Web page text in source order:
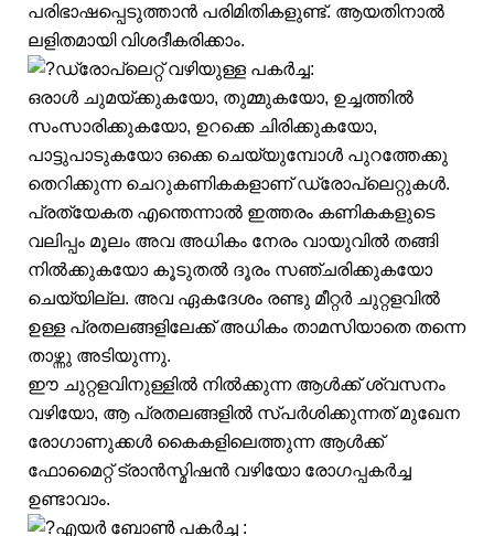
പരിഭാഷപ്പെടുത്താൻ പരിമിതികളുണ്ട്. ആയതിനാൽ
ലളിതമായി വിശദീകരിക്കാം.
ഡ്രോപ്‌ലെറ്റ് വഴിയുള്ള പകർച്ച:
ഒരാൾ ചുമയ്ക്കുകയോ, തുമ്മുകയോ, ഉച്ചത്തിൽ
സംസാരിക്കുകയോ, ഉറക്കെ ചിരിക്കുകയോ,
പാട്ടുപാടുകയോ ഒക്കെ ചെയ്യുമ്പോൾ പുറത്തേക്കു
തെറിക്കുന്ന ചെറുകണികകളാണ് ഡ്രോപ്ലെറ്റുകൾ.
പ്രത്യേകത എന്തെന്നാൽ ഇത്തരം കണികകളുടെ
വലിപ്പം മൂലം അവ അധികം നേരം വായുവിൽ തങ്ങി
നിൽക്കുകയോ കൂടുതൽ ദൂരം സഞ്ചരിക്കുകയോ
ചെയ്യില്ല. അവ ഏകദേശം രണ്ടു മീറ്റർ ചുറ്റളവിൽ
ഉള്ള പ്രതലങ്ങളിലേക്ക് അധികം താമസിയാതെ തന്നെ
താഴ്ന്നു അടിയുന്നു.
ഈ ചുറ്റളവിനുള്ളിൽ നിൽക്കുന്ന ആൾക്ക് ശ്വസനം
വഴിയോ, ആ പ്രതലങ്ങളിൽ സ്പർശിക്കുന്നത് മുഖേന
രോഗാണുക്കൾ കൈകളിലെത്തുന്ന ആൾക്ക്
ഫോമൈറ്റ് ട്രാൻസ്മിഷൻ വഴിയോ രോഗപ്പകർച്ച
ഉണ്ടാവാം.
എയർ ബോൺ പകർച്ച :